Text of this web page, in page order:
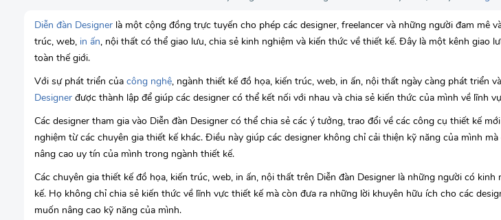
Diễn đàn Designer là một cộng đồng trực tuyến cho phép các designer, freelancer và những người đam mê
trúc, web, in ấn, nội thất có thể giao lưu, chia sẻ kinh nghiệm và kiến thức về thiết kế. Đây là một kênh giao
toàn thế giới.
Với sự phát triển của công nghệ, ngành thiết kế đồ họa, kiến trúc, web, in ấn, nội thất ngày càng phát triển
Designer được thành lập để giúp các designer có thể kết nối với nhau và chia sẻ kiến thức của mình về lĩnh
Các designer tham gia vào Diễn đàn Designer có thể chia sẻ các ý tưởng, trao đổi về các công cụ thiết kế
nghiệm từ các chuyên gia thiết kế khác. Điều này giúp các designer không chỉ cải thiện kỹ năng của mình
nâng cao uy tín của mình trong ngành thiết kế.
Các chuyên gia thiết kế đồ họa, kiến trúc, web, in ấn, nội thất trên Diễn đàn Designer là những người có
kế. Họ không chỉ chia sẻ kiến thức về lĩnh vực thiết kế mà còn đưa ra những lời khuyên hữu ích cho các
muốn nâng cao kỹ năng của mình.